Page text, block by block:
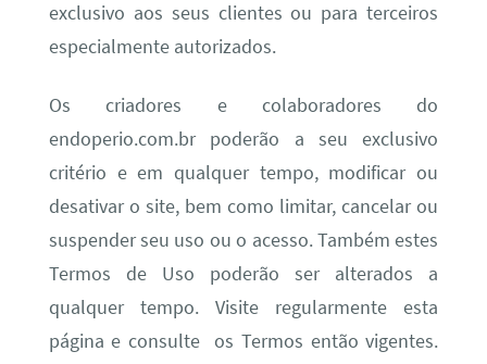
exclusivo aos seus clientes ou para terceiros
especialmente autorizados.
Os criadores e colaboradores do
endoperio.com.br poderão a seu exclusivo
critério e em qualquer tempo, modificar ou
desativar o site, bem como limitar, cancelar ou
suspender seu uso ou o acesso. Também estes
Termos de Uso poderão ser alterados a
qualquer tempo. Visite regularmente esta
página e consulte os Termos então vigentes.